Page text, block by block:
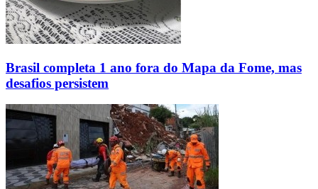
Brasil completa 1 ano fora do Mapa da Fome, mas
desafios persistem